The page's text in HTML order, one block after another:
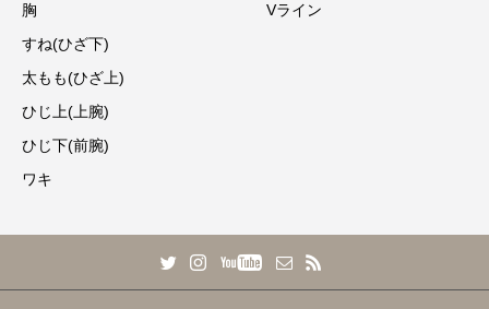
胸
すね(ひざ下)
太もも(ひざ上)
ひじ上(上腕)
ひじ下(前腕)
ワキ
Vライン